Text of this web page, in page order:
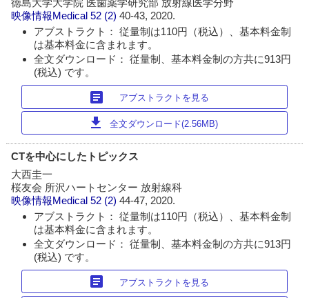
徳島大学大学院 医歯薬学研究部 放射線医学分野
映像情報Medical 52 (2)40-43, 2020.
アブストラクト： 従量制は110円（税込）、基本料金制
は基本料金に含まれます。
全文ダウンロード： 従量制、基本料金制の方共に913円
(税込) です。
article アブストラクトを見る
download 全文ダウンロード(2.56MB)
CTを中心にしたトピックス
大西圭一
桜友会 所沢ハートセンター 放射線科
映像情報Medical 52 (2)44-47, 2020.
アブストラクト： 従量制は110円（税込）、基本料金制
は基本料金に含まれます。
全文ダウンロード： 従量制、基本料金制の方共に913円
(税込) です。
article アブストラクトを見る